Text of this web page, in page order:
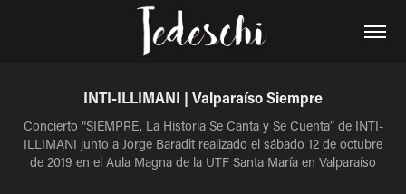
INTI-ILLIMANI | Valparaíso Siempre
Concierto “SIEMPRE, La Historia Se Canta y Se Cuenta” de INTI-
ILLIMANI junto a Jorge Baradit realizado el sábado 12 de octubre
de 2019 en el Aula Magna de la UTF Santa María en Valparaíso